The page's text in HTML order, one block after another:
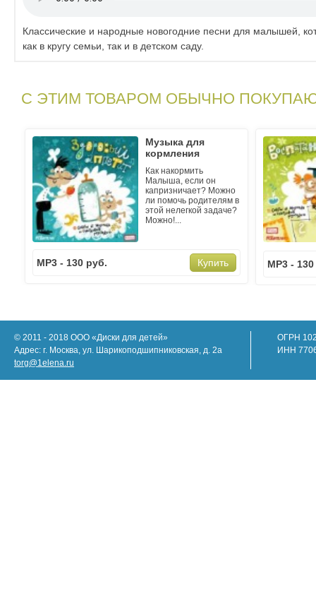
Классические и народные новогодние песни для малышей,
как в кругу семьи, так и в детском саду.
С ЭТИМ ТОВАРОМ ОБЫЧНО
Музыка для
кормления
Как накормить
Малыша, если он
капризничает? Можно
ли помочь родителям в
этой нелегкой задаче?
Можно!...
MP3 - 130 руб. Купить MP3 -
© 2011 - 2018 ООО «Диски для детей»
Адрес: г. Москва, ул. Шарикоподшипниковская, д. 2а
torg@1elena.ru
ОГРН
ИНН